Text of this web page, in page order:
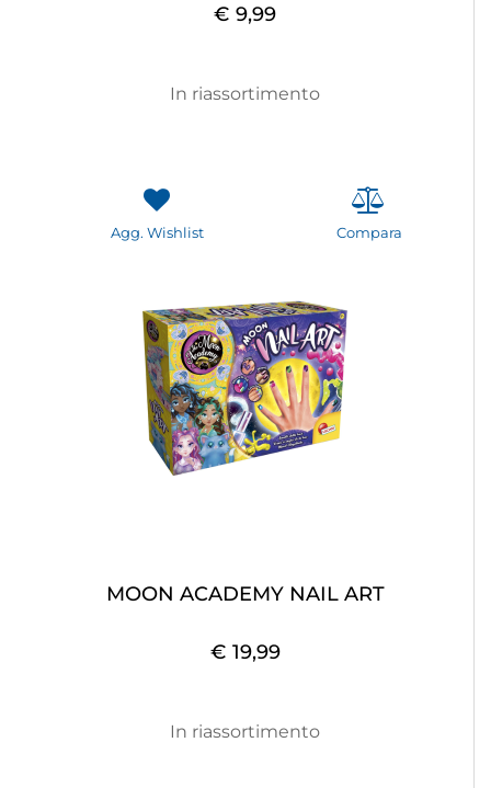
€ 9,99
In riassortimento
Agg. Wishlist Compara
MOON ACADEMY NAIL ART
€ 19,99
In riassortimento